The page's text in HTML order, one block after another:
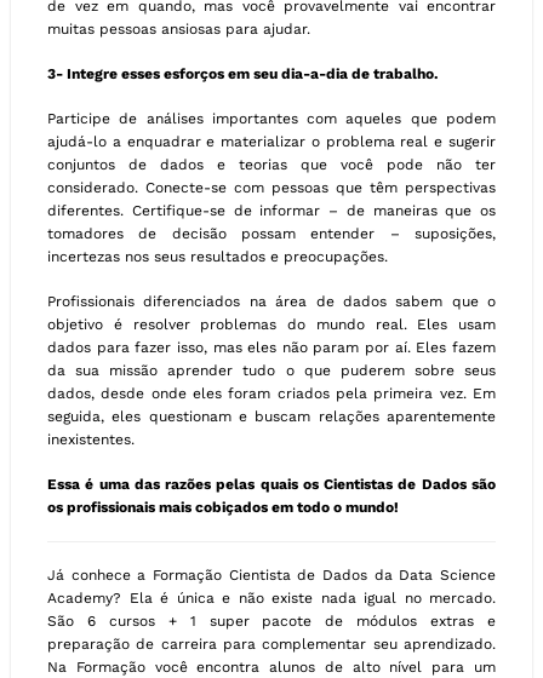
de vez em quando, mas você provavelmente vai encontrar
muitas pessoas ansiosas para ajudar.
3- Integre esses esforços em seu dia-a-dia de trabalho.
Participe de análises importantes com aqueles que podem
ajudá-lo a enquadrar e materializar o problema real e sugerir
conjuntos de dados e teorias que você pode não ter
considerado. Conecte-se com pessoas que têm perspectivas
diferentes. Certifique-se de informar – de maneiras que os
tomadores de decisão possam entender – suposições,
incertezas nos seus resultados e preocupações.
Profissionais diferenciados na área de dados sabem que o
objetivo é resolver problemas do mundo real. Eles usam
dados para fazer isso, mas eles não param por aí. Eles fazem
da sua missão aprender tudo o que puderem sobre seus
dados, desde onde eles foram criados pela primeira vez. Em
seguida, eles questionam e buscam relações aparentemente
inexistentes.
Essa é uma das razões pelas quais os Cientistas de Dados são
os profissionais mais cobiçados em todo o mundo!
Já conhece a Formação Cientista de Dados da Data Science
Academy? Ela é única e não existe nada igual no mercado.
São 6 cursos + 1 super pacote de módulos extras e
preparação de carreira para complementar seu aprendizado.
Na Formação você encontra alunos de alto nível para um